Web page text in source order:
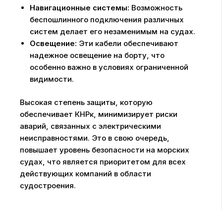
Навигационные системы: Возможность
беспошлинного подключения различных
систем делает его незаменимым на судах.
Освещение: Эти кабели обеспечивают
надежное освещение на борту, что
особенно важно в условиях ограниченной
видимости.
Высокая степень защиты, которую
обеспечивает КНРк, минимизирует риски
аварий, связанных с электрическими
неисправностями. Это в свою очередь,
повышает уровень безопасности на морских
судах, что является приоритетом для всех
действующих компаний в области
судостроения.